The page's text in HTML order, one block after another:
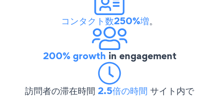
コンタクト数250%増。
200% growth in engagement
訪問者の滞在時間 2.5倍の時間 サイト内で